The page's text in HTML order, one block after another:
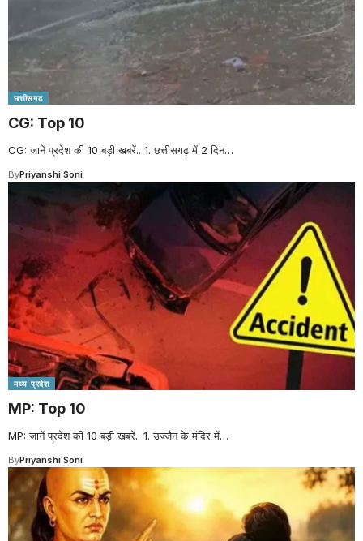
छत्तीसगढ
CG: Top 10
CG: जानें प्रदेश की 10 बड़ी खबरें.. 1. छत्तीसगढ़ में 2 दिन…
ByPriyanshi Soni
मध्य प्रदेश
MP: Top 10
MP: जानें प्रदेश की 10 बड़ी खबरें.. 1. उज्जैन के मंदिर में…
ByPriyanshi Soni